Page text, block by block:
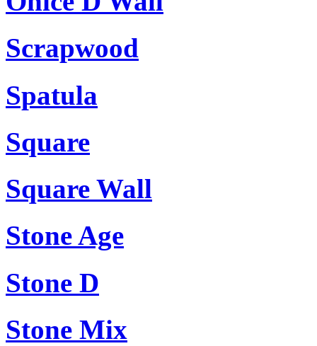
Scrapwood
Spatula
Square
Square Wall
Stone Age
Stone D
Stone Mix